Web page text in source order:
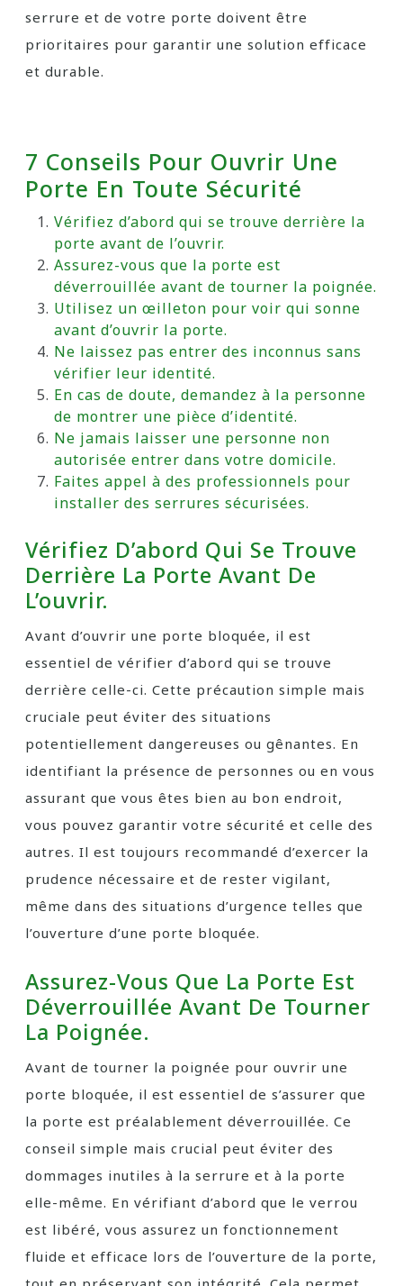
serrure et de votre porte doivent être
prioritaires pour garantir une solution efficace
et durable.
7 Conseils Pour Ouvrir Une
Porte En Toute Sécurité
Vérifiez d’abord qui se trouve derrière la
porte avant de l’ouvrir.
Assurez-vous que la porte est
déverrouillée avant de tourner la poignée.
Utilisez un œilleton pour voir qui sonne
avant d’ouvrir la porte.
Ne laissez pas entrer des inconnus sans
vérifier leur identité.
En cas de doute, demandez à la personne
de montrer une pièce d’identité.
Ne jamais laisser une personne non
autorisée entrer dans votre domicile.
Faites appel à des professionnels pour
installer des serrures sécurisées.
Vérifiez D’abord Qui Se Trouve
Derrière La Porte Avant De
L’ouvrir.
Avant d’ouvrir une porte bloquée, il est
essentiel de vérifier d’abord qui se trouve
derrière celle-ci. Cette précaution simple mais
cruciale peut éviter des situations
potentiellement dangereuses ou gênantes. En
identifiant la présence de personnes ou en vous
assurant que vous êtes bien au bon endroit,
vous pouvez garantir votre sécurité et celle des
autres. Il est toujours recommandé d’exercer la
prudence nécessaire et de rester vigilant,
même dans des situations d’urgence telles que
l’ouverture d’une porte bloquée.
Assurez-Vous Que La Porte Est
Déverrouillée Avant De Tourner
La Poignée.
Avant de tourner la poignée pour ouvrir une
porte bloquée, il est essentiel de s’assurer que
la porte est préalablement déverrouillée. Ce
conseil simple mais crucial peut éviter des
dommages inutiles à la serrure et à la porte
elle-même. En vérifiant d’abord que le verrou
est libéré, vous assurez un fonctionnement
fluide et efficace lors de l’ouverture de la porte,